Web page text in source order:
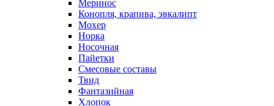
Меринос
Конопля, крапива, эвкалипт
Мохер
Норка
Носочная
Пайетки
Смесовые составы
Твид
Фантазийная
Хлопок